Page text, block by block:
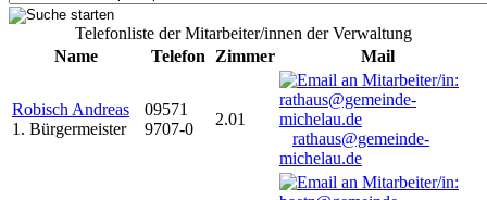
Telefonliste der Mitarbeiter/innen der Verwaltung
Name
Telefon Zimmer Mail
Robisch Andreas
1. Bürgermeister
09571
9707-0
2.01
rathaus@gemeinde-
michelau.de